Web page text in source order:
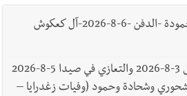
وفاة الحاجة رقية محمد حمودة -الدفن -6-8-2026-آل كعكوش
وفاة مصطفى محمد موسى 3-8-2026 والتعازي في صيدا 5-8-2026
وشحادة وحمود (وفيات زغدرايا –